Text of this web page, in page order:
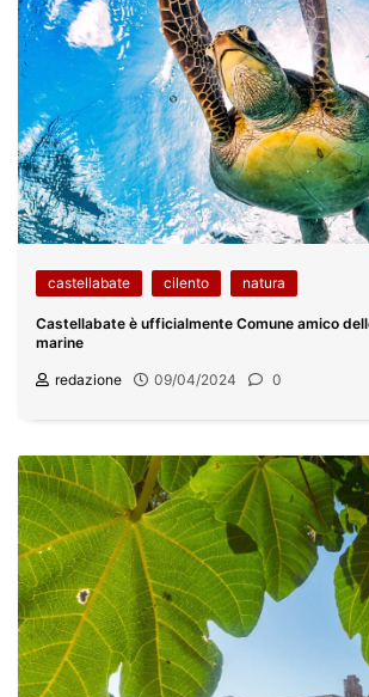
castellabate cilento natura
Castellabate è ufficialmente Comune amico
marine
redazione 09/04/2024 0